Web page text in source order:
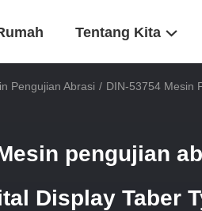
Tentang Kita
Pengujian Abrasi / DIN-53754 Mesin
pengujian
Display Taber